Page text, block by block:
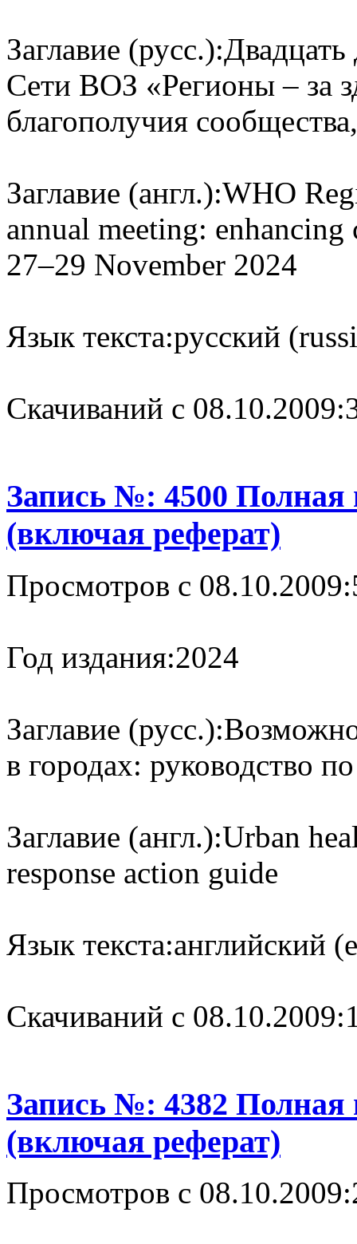
Заглавие (русс.):Двадцать
Сети ВОЗ «Регионы – за
благополучия
Заглавие (англ.):WHO
annual meeting:
27–29 November 2024
Язык текста:русский
Cкачиваний с 08.10.2009:
Запись №: 4500 Полная
(включая реферат)
Просмотров с 08.10.2009:
Год издания:2024
Заглавие (русс.):
в городах: руководство
Заглавие (англ.):Urban
response action guide
Язык текста:английский
Cкачиваний с 08.10.2009:
Запись №: 4382 Полная
(включая реферат)
Просмотров с 08.10.2009: